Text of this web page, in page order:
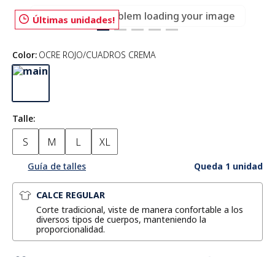
Últimas unidades!
There was a problem loading your image
Color: OCRE ROJO/CUADROS CREMA
Talle
L
M
S XL
Guía de talles Queda 1 unidad
CALCE REGULAR
Corte tradicional, viste de manera confortable a los
diversos tipos de cuerpos, manteniendo la
proporcionalidad.